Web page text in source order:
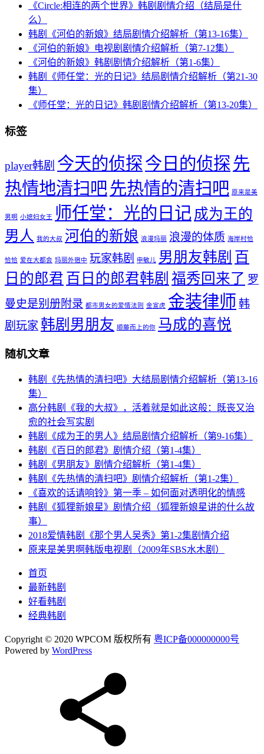
《Circle:相连的两个世界》韩剧剧情介绍（结局是什
么）
韩剧《河伯的新娘》结局剧情介绍解析（第13-16集）
《河伯的新娘》电视剧剧情介绍解析（第7-12集）
《河伯的新娘》韩剧剧情介绍解析（第1-6集）
韩剧《师任堂：光的日记》结局剧情介绍解析（第21-30
集）
《师任堂：光的日记》韩剧剧情介绍解析（第13-20集）
标签
player韩剧 今天的侦探今日的侦探先
热情地清扫吧先热情的清扫吧 原来是美
男啊 小媳妇女王 师任堂：光的日记 成为王的
男人
我的大叔 河伯的新娘 浪漫玛丽 浪漫的体质 海岸村恰
恰恰 爱在大都会 玛丽外宿中 玩家韩剧 申敏儿 男朋友韩剧 百
日的郎君 百日的郎君韩剧 福秀回来了 罗
曼史是别册附录 都市男女的爱情法则 金宣虎 金装律师 韩
剧玩家 韩剧男朋友 顺藤而上的你 马成的喜悦
随机文章
韩剧《先热情的清扫吧》大结局剧情介绍解析（第13-16
集）
高分韩剧《我的大叔》，活着就是如此这般：既丧又治
愈的社会写实剧
韩剧《成为王的男人》结局剧情介绍解析（第9-16集）
韩剧《百日的郎君》剧情介绍（第1-4集）
韩剧《男朋友》剧情介绍解析（第1-4集）
韩剧《先热情的清扫吧》剧情介绍解析（第1-2集）
《喜欢的话请响铃》第一季 – 如何面对透明化的情感
韩剧《狐狸新娘星》剧情介绍（狐狸新娘星讲的什么故
事）
2018爱情韩剧《那个男人吴秀》第1-2集剧情介绍
原来是美男啊韩版电视剧（2009年SBS水木剧）
首页
最新韩剧
好看韩剧
经典韩剧
Copyright © 2020 WPCOM 版权所有 粤ICP备000000000号
Powered by WordPress